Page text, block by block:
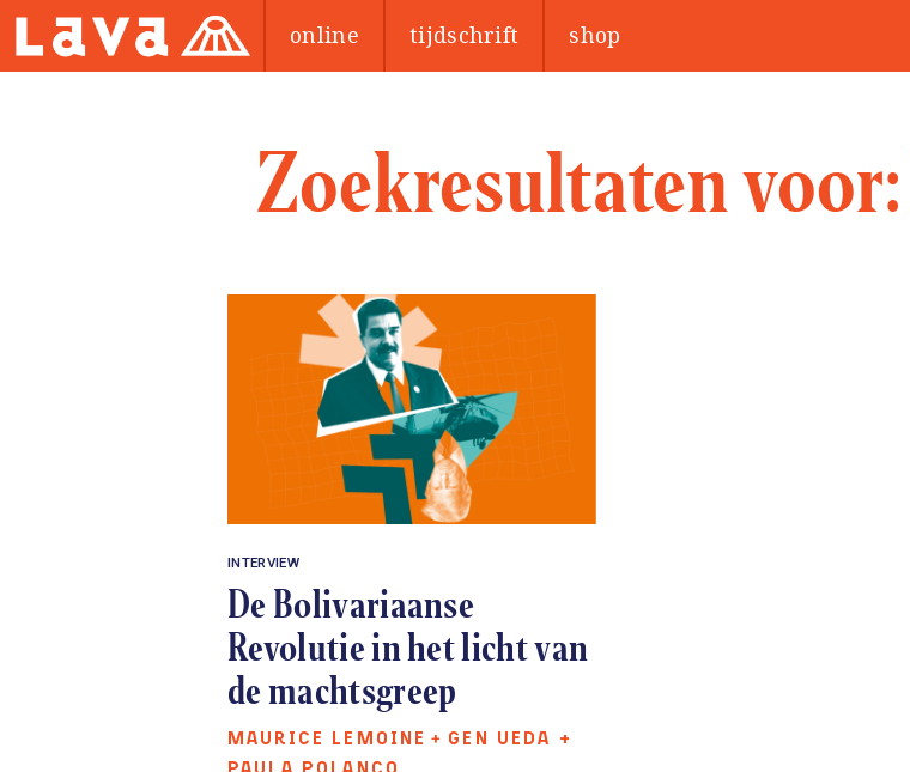
online tijdschrift shop
Zoekresultaten voor:
INTERVIEW
De Bolivariaanse
Revolutie in het licht van
de machtsgreep
MAURICE LEMOINE + GEN UEDA +